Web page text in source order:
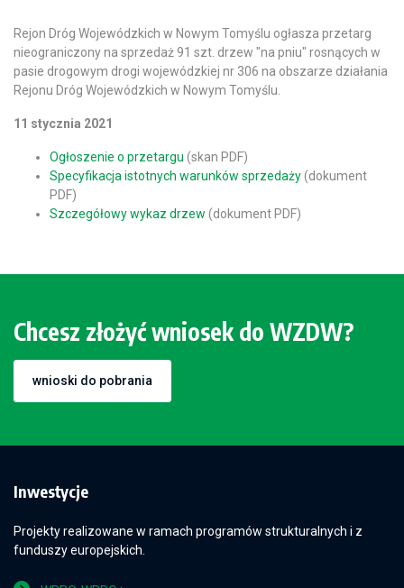
Rejon Dróg Wojewódzkich w Nowym Tomyślu ogłasza przetarg
nieograniczony na sprzedaż 91 szt. drzew "na pniu" rosnących w
pasie drogowym drogi wojewódzkiej nr 306 na obszarze działania
Rejonu Dróg Wojewódzkich w Nowym Tomyślu.
11 stycznia 2021
Ogłoszenie o przetargu (skan PDF)
Specyfikacja istotnych warunków sprzedaży(dokument
PDF)
Szczegółowy wykaz drzew (dokument PDF)
Chcesz złożyć wniosek do WZDW?
wnioski do pobrania
Inwestycje
Projekty realizowane w ramach programów strukturalnych i z
funduszy europejskich.